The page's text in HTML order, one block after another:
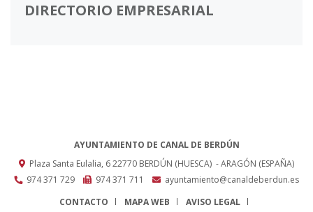
DIRECTORIO EMPRESARIAL
AYUNTAMIENTO DE CANAL DE BERDÚN
Plaza Santa Eulalia, 622770 BERDÚN (HUESCA) - ARAGÓN (ESPAÑA)
974 371 729
974 371 711
ayuntamiento@canaldeberdun.es
CONTACTO
MAPA WEB
AVISO LEGAL